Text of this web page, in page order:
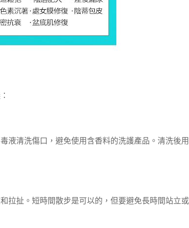
液清洗傷口，避免使用含香料的洗護產品。清洗後
拉扯。短時間散步是可以的，但要避免長時間站立